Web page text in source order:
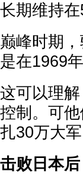
长期维持在
巅峰时期
是在1969
这可以理
控制。可
扎30万大
击败日本